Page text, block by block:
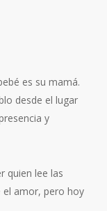
es su mamá.
desde el lugar
y
quien lee las
el amor, pero hoy